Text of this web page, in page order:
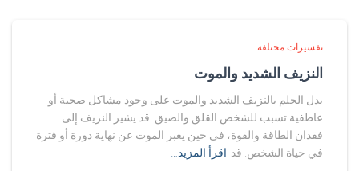
تفسيرات مختلفة
النزيف الشديد والموت
يدل الحلم بالنزيف الشديد والموت على وجود مشاكل صحية أو
عاطفية تسبب للشخص القلق والضيق. قد يشير النزيف إلى
فقدان الطاقة والقوة، في حين يعبر الموت عن نهاية دورة أو فترة
في حياة الشخص. قد اقرأ المزيد…